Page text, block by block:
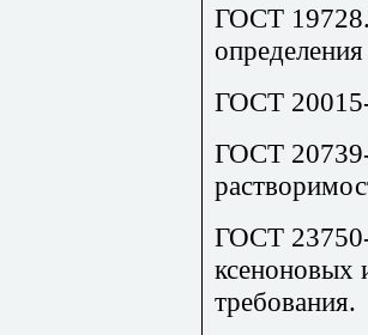
ГОСТ
ГОСТ
ГОСТ
ГОСТ 23750-
ксеноновых
требования.